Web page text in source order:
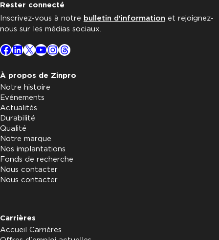
Rester connecté
Inscrivez-vous à notre bulletin d'information et rejoignez-
nous sur les médias sociaux.
Facebook
LinkedIn
X YouTube
Instagram
Threads
À propos de Zinpro
Notre histoire
Evénements
Actualités
Durabilité
Qualité
Notre marque
Nos implantations
Fonds de recherche
Nous contacter
Nous contacter
Carrières
Accueil Carrières